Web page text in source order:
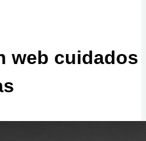
web cuidados